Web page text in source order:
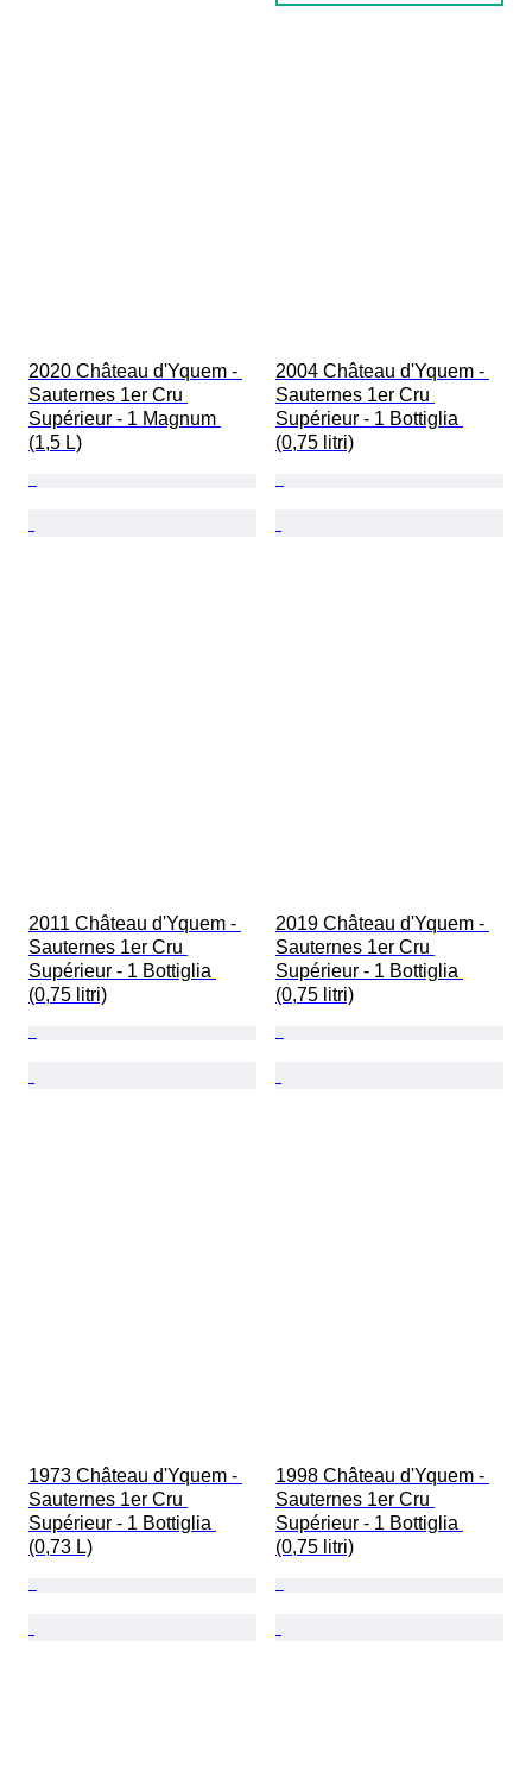
2020 Château d'Yquem -
Sauternes 1er Cru
Supérieur - 1 Magnum
(1,5 L)
2004 Château d'Yquem -
Sauternes 1er Cru
Supérieur - 1 Bottiglia
(0,75 litri)
2011 Château d'Yquem -
Sauternes 1er Cru
Supérieur - 1 Bottiglia
(0,75 litri)
2019 Château d'Yquem -
Sauternes 1er Cru
Supérieur - 1 Bottiglia
(0,75 litri)
1973 Château d'Yquem -
Sauternes 1er Cru
Supérieur - 1 Bottiglia
(0,73 L)
1998 Château d'Yquem -
Sauternes 1er Cru
Supérieur - 1 Bottiglia
(0,75 litri)